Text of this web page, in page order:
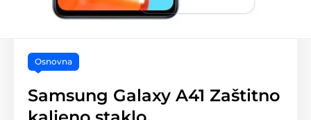
Osnovna
Samsung Galaxy A41 Zaštitno